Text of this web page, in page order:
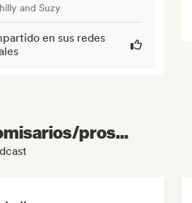
and Suzy
en sus redes
pros...